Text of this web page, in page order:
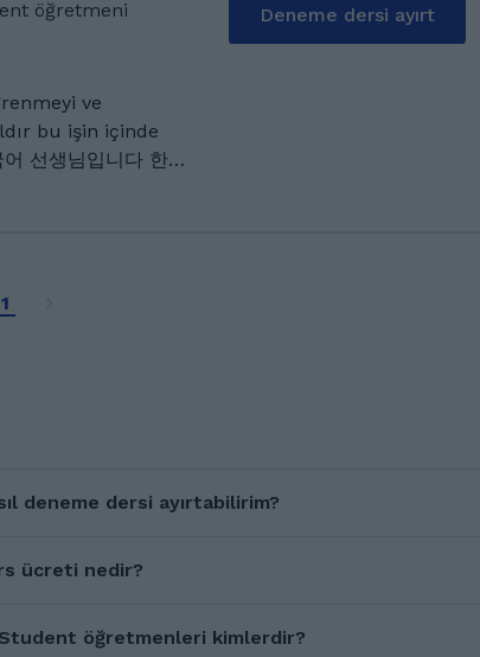
deneyime
in Central Asia.
English,
I learned
so I understand
face. I’ve
5 yıl
ve ilerlemeye
ve Güney
yerleşti. Dil
öğretmeni
선생님입니다 한국
dili
Deneme dersi ayırt
1
deneme dersi ayırtabilirim?
ücreti nedir?
öğretmenleri kimlerdir?